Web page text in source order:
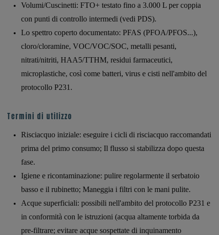
Volumi/Cuscinetti: FTO+ testato fino a 3.000 L per coppia
con punti di controllo intermedi (vedi PDS).
Lo spettro coperto documentato: PFAS (PFOA/PFOS...),
cloro/cloramine, VOC/VOC/SOC, metalli pesanti,
nitrati/nitriti, HAA5/TTHM, residui farmaceutici,
microplastiche, così come batteri, virus e cisti nell'ambito del
protocollo P231.
Termini di utilizzo
Risciacquo iniziale: eseguire i cicli di risciacquo raccomandati
prima del primo consumo; Il flusso si stabilizza dopo questa
fase.
Igiene e ricontaminazione: pulire regolarmente il serbatoio
basso e il rubinetto; Maneggia i filtri con le mani pulite.
Acque superficiali: possibili nell'ambito del protocollo P231 e
in conformità con le istruzioni (acqua altamente torbida da
pre-filtrare; evitare acque sospettate di inquinamento